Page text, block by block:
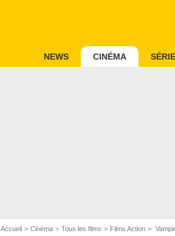
NEWS CINÉMA
Accueil Cinéma Tous les films Films Action